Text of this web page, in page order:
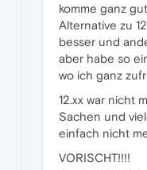
komme ganz
Alternative zu
besser und
aber habe so
wo ich ganz
12.xx war nicht
Sachen und
einfach nicht
VORISCHT!!!!